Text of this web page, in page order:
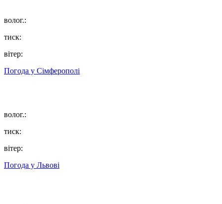
волог.:
тиск:
вітер:
Погода у Сімферополі
волог.:
тиск:
вітер:
Погода у Львові